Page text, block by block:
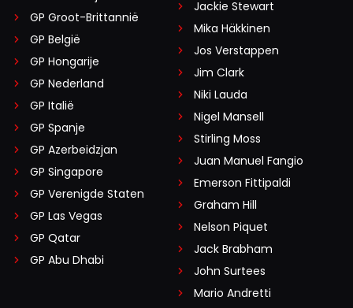
GP Groot-Brittannië
GP België
GP Hongarije
GP Nederland
GP Italië
GP Spanje
GP Azerbeidzjan
GP Singapore
GP Verenigde Staten
GP Las Vegas
GP Qatar
GP Abu Dhabi
Jackie Stewart
Mika Häkkinen
Jos Verstappen
Jim Clark
Niki Lauda
Nigel Mansell
Stirling Moss
Juan Manuel Fangio
Emerson Fittipaldi
Graham Hill
Nelson Piquet
Jack Brabham
John Surtees
Mario Andretti